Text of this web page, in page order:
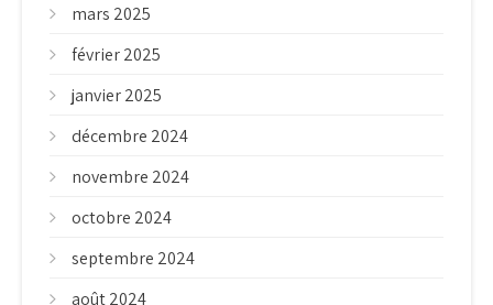
mars 2025
février 2025
janvier 2025
décembre 2024
novembre 2024
octobre 2024
septembre 2024
août 2024